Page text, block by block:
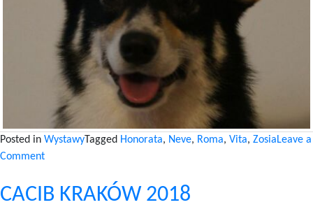
Posted in WystawyTagged Honorata, Neve, Roma, Vita, ZosiaLeave a
Commenton
BĘDZIN
CACIB KRAKÓW 2018